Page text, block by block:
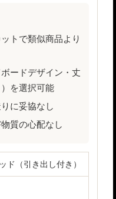
トで類似商品より
ードデザイン・丈
を選択可能
に妥協なし
質の心配なし
ド（引き出し付き）